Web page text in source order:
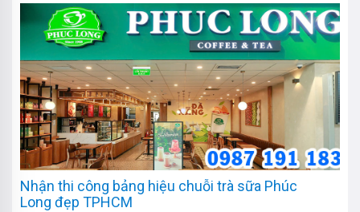
Nhận thi công bảng hiệu chuỗi trà sữa Phúc
Long đẹp TPHCM